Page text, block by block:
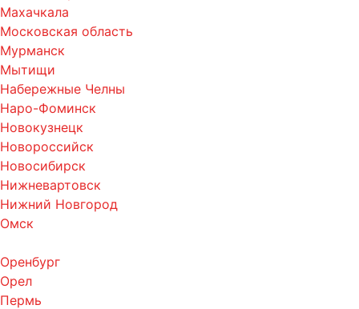
Махачкала
Московская область
Мурманск
Мытищи
Набережные Челны
Наро-Фоминск
Новокузнецк
Новороссийск
Новосибирск
Нижневартовск
Нижний Новгород
Омск
Оренбург
Орел
Пермь